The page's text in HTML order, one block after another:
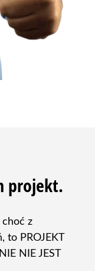
projekt.
z
to PROJEKT
NIE JEST